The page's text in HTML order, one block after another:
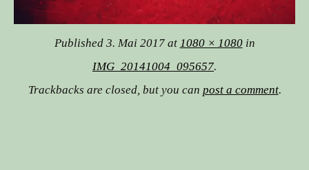
Published 3. Mai 2017at 1080 × 1080in
IMG_20141004_095657.
Trackbacks are closed, but you can post a comment.